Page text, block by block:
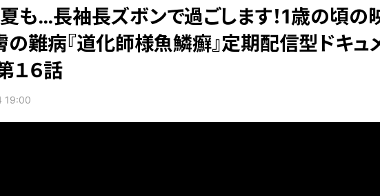
も…長袖長ズボンで過ごします！1歳の頃の
の難病『道化師様魚鱗癬』定期配信型ドキュ
１６話
19:00